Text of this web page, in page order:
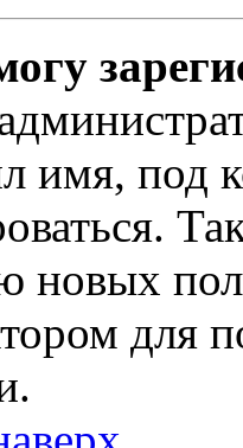
имя, под
новых
для